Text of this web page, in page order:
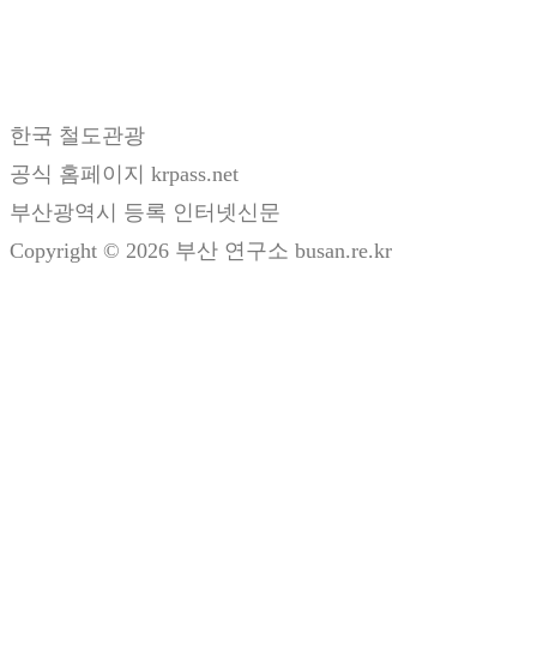
한국 철도관광
공식 홈페이지 krpass.net
부산광역시 등록 인터넷신문
Copyright © 2026 부산 연구소 busan.re.kr